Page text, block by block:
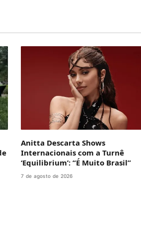
Anitta Descarta Shows
Internacionais com a Turnê
‘Equilibrium’: “É Muito Brasil”
7 de agosto de 2026